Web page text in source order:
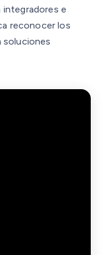
integradores e
reconocer los